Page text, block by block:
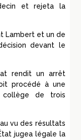
et rejeta la
Lambertet un de
devant le
rendit un arrêt
procédé à une
collège de trois
vu des résultats
jugea légale la